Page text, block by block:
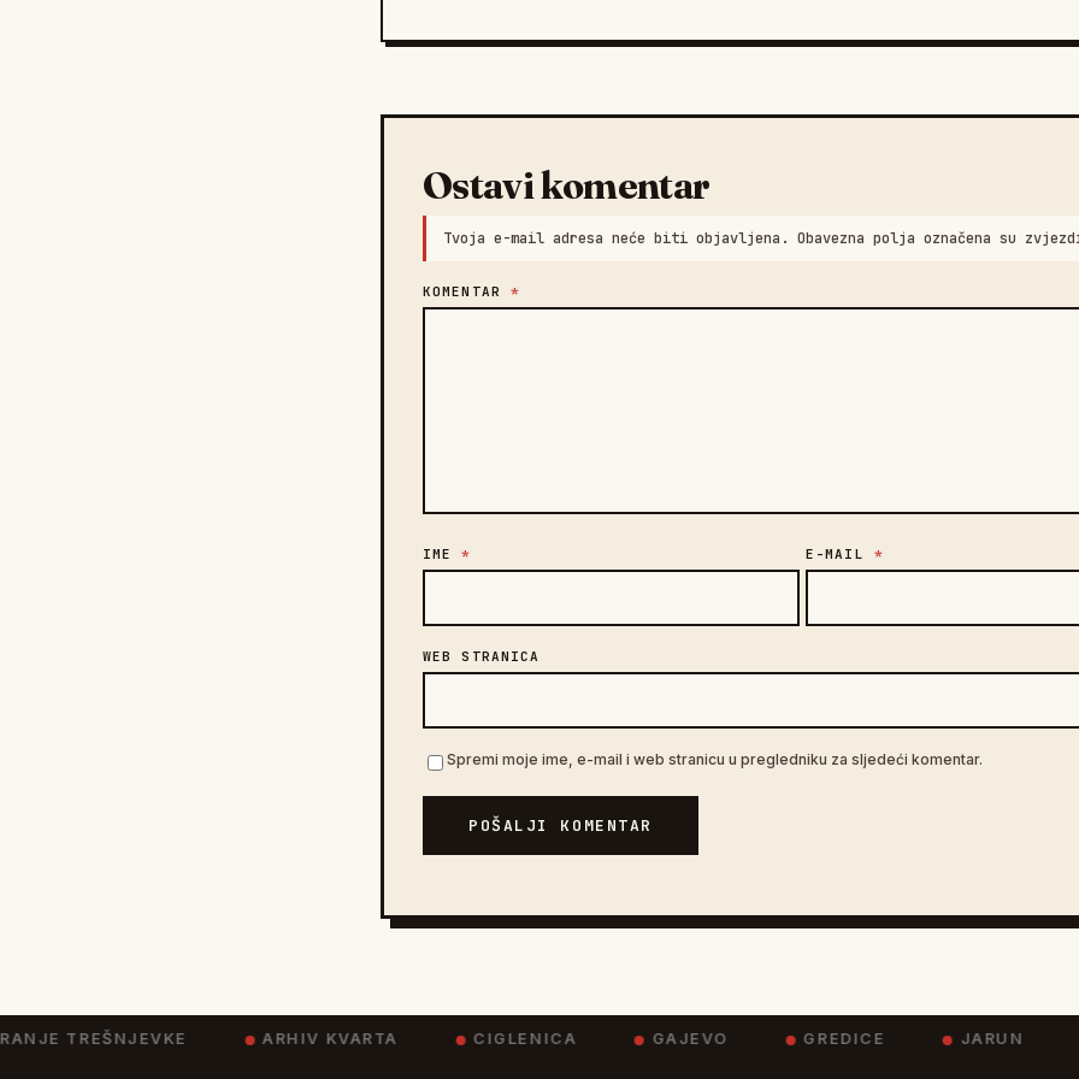
Ostavi komentar
Tvoja e-mail adresa neće biti objavljena. Obavezna polja označena su
KOMENTAR *
IME* E-MAIL *
WEB STRANICA
Spremi moje ime, e-mail i web stranicu u pregledniku za sljedeći komentar.
POŠALJI KOMENTAR
TREŠNJEVKE ARHIV KVARTA CIGLENICA GAJEVO GREDICE JARUN